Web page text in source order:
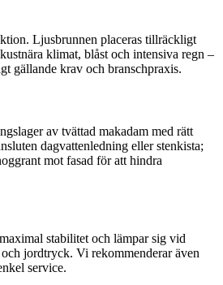
Ljusbrunnen placeras tillräckligt
klimat, blåst och intensiva regn –
gällande krav och branschpraxis.
av tvättad makadam med rätt
dagvattenledning eller stenkista;
mot fasad för att hindra
stabilitet och lämpar sig vid
jordtryck. Vi rekommenderar även
service.